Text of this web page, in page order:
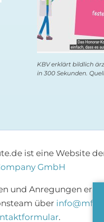
KBV erklärt bildlich
in 300 Sekunden.
ist eine Website
GmbH
und Anregungen
über info@mfa-
.